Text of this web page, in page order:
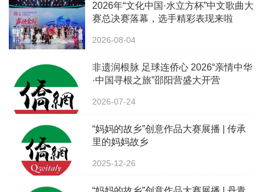
2026年“文化中国·水立方杯”中文歌曲大
赛总决赛落幕，选手精彩表现来啦
2026-08-04
非遗润根脉 足球连侨心 2026“亲情中华
·中国寻根之旅”邵阳营盛大开营
2026-07-24
“妈妈的故乡”创意作品大赛展播 | 传承
里的妈妈故乡
2025-12-26